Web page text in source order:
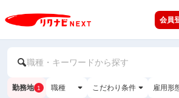
会員
職種・キーワードから探す
勤務地 1 職種 こだわり条件 雇用形